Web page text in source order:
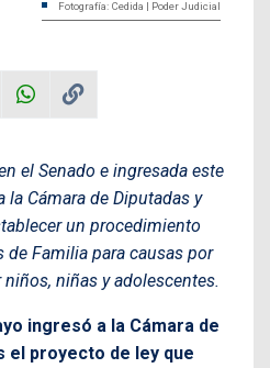
Fotografía: Cedida | Poder Judicial
el Senado e ingresada este
la Cámara de Diputadas y
un procedimiento
de Familia para causas por
niñas y adolescentes.
ingresó a la Cámara de
el proyecto de ley que